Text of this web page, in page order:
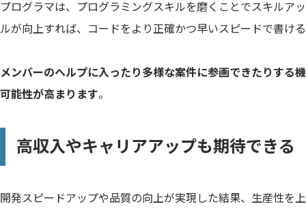
プログラマは、プログラミングスキルを磨くことでスキルア
ルが向上すれば、コードをより正確かつ早いスピードで書け
メンバーのヘルプに入ったり多様な案件に参画できたりする
可能性が高まります。
高収入やキャリアアップも期待できる
開発スピードアップや品質の向上が実現した結果、生産性を